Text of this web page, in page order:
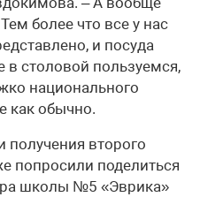
более что все у нас
и посуда
в столовой пользуемся,
национального
как обычно.
второго
попросили поделиться
школы №5 «Эврика»